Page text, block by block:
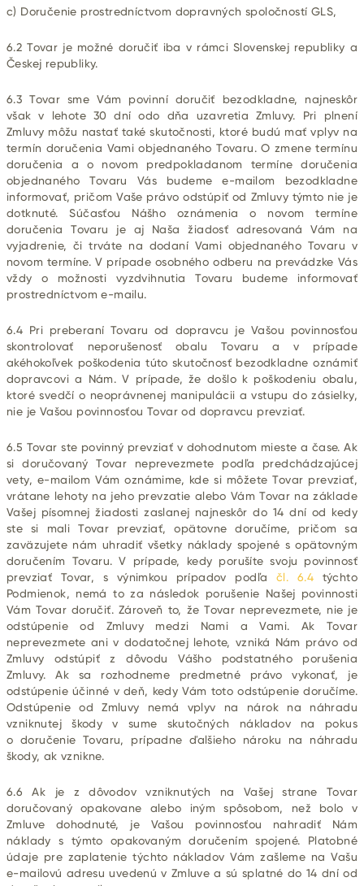
c) Doručenie prostredníctvom dopravných spoločností GLS,
6.2 Tovar je možné doručiť iba v rámci Slovenskej republiky a
Českej republiky.
6.3 Tovar sme Vám povinní doručiť bezodkladne, najneskôr
však v lehote 30 dní odo dňa uzavretia Zmluvy. Pri plnení
Zmluvy môžu nastať také skutočnosti, ktoré budú mať vplyv na
termín doručenia Vami objednaného Tovaru. O zmene termínu
doručenia a o novom predpokladanom termíne doručenia
objednaného Tovaru Vás budeme e-mailom bezodkladne
informovať, pričom Vaše právo odstúpiť od Zmluvy týmto nie je
dotknuté. Súčasťou Nášho oznámenia o novom termíne
doručenia Tovaru je aj Naša žiadosť adresovaná Vám na
vyjadrenie, či trváte na dodaní Vami objednaného Tovaru v
novom termíne. V prípade osobného odberu na prevádzke Vás
vždy o možnosti vyzdvihnutia Tovaru budeme informovať
prostredníctvom e-mailu.
6.4 Pri preberaní Tovaru od dopravcu je Vašou povinnosťou
skontrolovať neporušenosť obalu Tovaru a v prípade
akéhokoľvek poškodenia túto skutočnosť bezodkladne oznámiť
dopravcovi a Nám. V prípade, že došlo k poškodeniu obalu,
ktoré svedčí o neoprávnenej manipulácii a vstupu do zásielky,
nie je Vašou povinnosťou Tovar od dopravcu prevziať.
6.5 Tovar ste povinný prevziať v dohodnutom mieste a čase. Ak
si doručovaný Tovar neprevezmete podľa predchádzajúcej
vety, e-mailom Vám oznámime, kde si môžete Tovar prevziať,
vrátane lehoty na jeho prevzatie alebo Vám Tovar na základe
Vašej písomnej žiadosti zaslanej najneskôr do 14 dní od kedy
ste si mali Tovar prevziať, opätovne doručíme, pričom sa
zaväzujete nám uhradiť všetky náklady spojené s opätovným
doručením Tovaru. V prípade, kedy porušíte svoju povinnosť
prevziať Tovar, s výnimkou prípadov podľa čl. 6.4 týchto
Podmienok, nemá to za následok porušenie Našej povinnosti
Vám Tovar doručiť. Zároveň to, že Tovar neprevezmete, nie je
odstúpenie od Zmluvy medzi Nami a Vami. Ak Tovar
neprevezmete ani v dodatočnej lehote, vzniká Nám právo od
Zmluvy odstúpiť z dôvodu Vášho podstatného porušenia
Zmluvy. Ak sa rozhodneme predmetné právo vykonať, je
odstúpenie účinné v deň, kedy Vám toto odstúpenie doručíme.
Odstúpenie od Zmluvy nemá vplyv na nárok na náhradu
vzniknutej škody v sume skutočných nákladov na pokus
o doručenie Tovaru, prípadne ďalšieho nároku na náhradu
škody, ak vznikne.
6.6 Ak je z dôvodov vzniknutých na Vašej strane Tovar
doručovaný opakovane alebo iným spôsobom, než bolo v
Zmluve dohodnuté, je Vašou povinnosťou nahradiť Nám
náklady s týmto opakovaným doručením spojené. Platobné
údaje pre zaplatenie týchto nákladov Vám zašleme na Vašu
e-mailovú adresu uvedenú v Zmluve a sú splatné do 14 dní od